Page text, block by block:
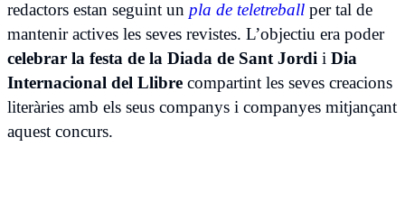
redactors estan seguint un pla de teletreball per tal de
mantenir actives les seves revistes. L’objectiu era poder
celebrar la festa de la Diada de Sant Jordi i Dia
Internacional del Llibre compartint les seves creacions
literàries amb els seus companys i companyes mitjançant
aquest concurs.